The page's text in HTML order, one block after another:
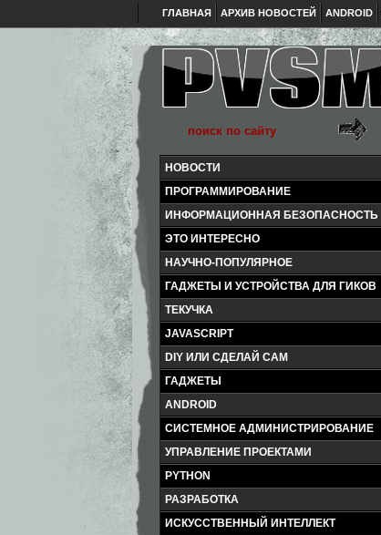
ГЛАВНАЯ АРХИВ НОВОСТЕЙ ANDROID
НОВОСТИ
ПРОГРАММИРОВАНИЕ
ИНФОРМАЦИОННАЯ БЕЗОПАСНОСТЬ
ЭТО ИНТЕРЕСНО
НАУЧНО-ПОПУЛЯРНОЕ
ГАДЖЕТЫ И УСТРОЙСТВА ДЛЯ ГИКОВ
ТЕКУЧКА
JAVASCRIPT
DIY ИЛИ СДЕЛАЙ САМ
ГАДЖЕТЫ
ANDROID
СИСТЕМНОЕ АДМИНИСТРИРОВАНИЕ
УПРАВЛЕНИЕ ПРОЕКТАМИ
PYTHON
РАЗРАБОТКА
ИСКУССТВЕННЫЙ ИНТЕЛЛЕКТ